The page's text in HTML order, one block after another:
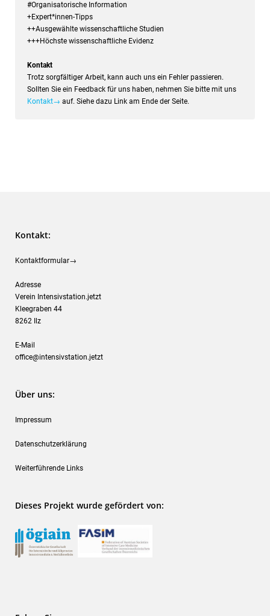
#Organisatorische Information
+Expert*innen-Tipps
++Ausgewählte wissenschaftliche Studien
+++Höchste wissenschaftliche Evidenz
Kontakt
Trotz sorgfältiger Arbeit, kann auch uns ein Fehler passieren.
Sollten Sie ein Feedback für uns haben, nehmen Sie bitte mit uns
Kontakt→ auf. Siehe dazu Link am Ende der Seite.
Kontakt:
Kontaktformular→
Adresse
Verein Intensivstation.jetzt
Kleegraben 44
8262 Ilz
E-Mail
office@intensivstation.jetzt
Über uns:
Impressum
Datenschutzerklärung
Weiterführende Links
Dieses Projekt wurde gefördert von: